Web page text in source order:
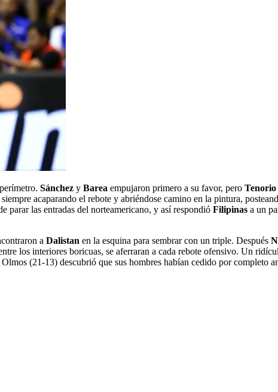
Sánchez y Barea empujaron primero a su favor, pero Tenorio
siempre acaparando el rebote y abriéndose camino en la pintura,
parar las entradas del norteamericano, y así respondió Filipinas a un
a Dalistan en la esquina para sembrar con un triple. Después
los interiores boricuas, se aferraran a cada rebote ofensivo. Un
(21-13) descubrió que sus hombres habían cedido por completo